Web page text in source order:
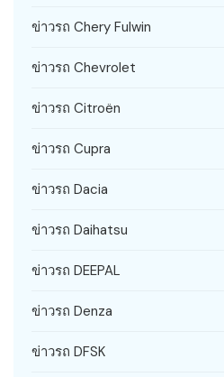
ข่าวรถ Chery Fulwin
ข่าวรถ Chevrolet
ข่าวรถ Citroën
ข่าวรถ Cupra
ข่าวรถ Dacia
ข่าวรถ Daihatsu
ข่าวรถ DEEPAL
ข่าวรถ Denza
ข่าวรถ DFSK